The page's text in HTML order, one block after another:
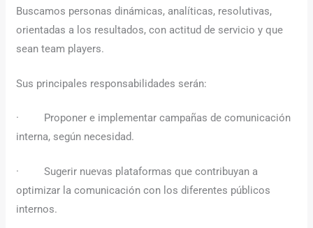
Buscamos personas dinámicas, analíticas, resolutivas,
orientadas a los resultados, con actitud de servicio y que
sean team players.
Sus principales responsabilidades serán:
· Proponer e implementar campañas de comunicación
interna, según necesidad.
· Sugerir nuevas plataformas que contribuyan a
optimizar la comunicación con los diferentes públicos
internos.